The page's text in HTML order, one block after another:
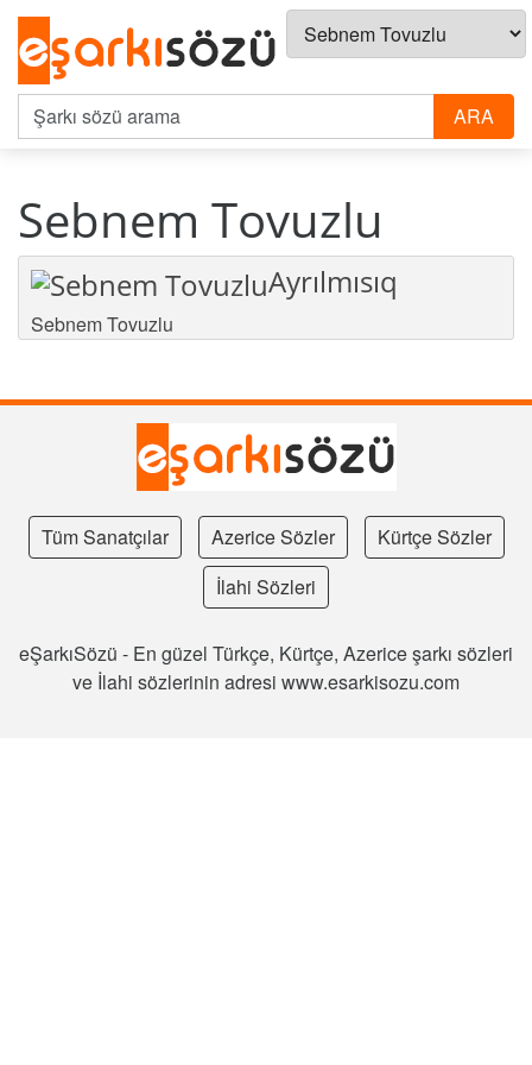
Sebnem Tovuzlu
Ayrılmısıq
Sebnem Tovuzlu
Tüm Sanatçılar Azerice Sözler
Kürtçe Sözler
İlahi Sözleri
eŞarkıSözü - En güzel Türkçe, Kürtçe, Azerice şarkı sözleri
ve İlahi sözlerinin adresi www.esarkisozu.com